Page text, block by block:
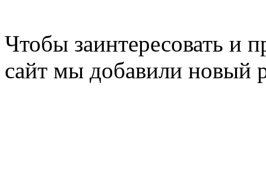
Чтобы заинтересовать и
сайт мы добавили новый